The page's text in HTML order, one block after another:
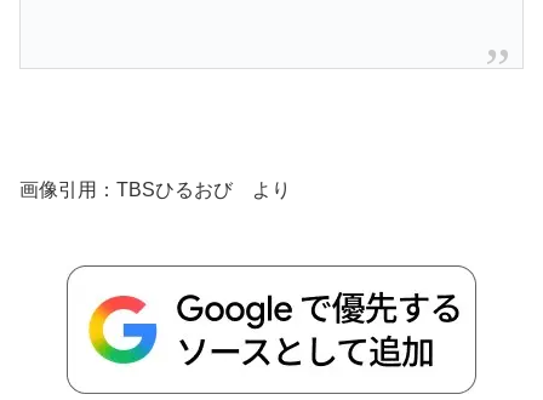
画像引用：TBSひるおび より